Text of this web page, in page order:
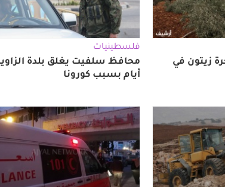
يقتلع 60 شجرة زيتون في
فلسطينيات
أيام بسبب كورونا